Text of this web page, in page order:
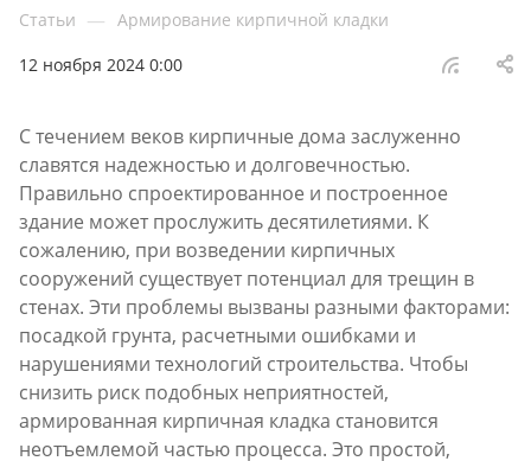
Статьи — Армирование кирпичной кладки
12 ноября 2024 0:00
С течением веков кирпичные дома заслуженно
славятся надежностью и долговечностью.
Правильно спроектированное и построенное
здание может прослужить десятилетиями. К
сожалению, при возведении кирпичных
сооружений существует потенциал для трещин в
стенах. Эти проблемы вызваны разными факторами:
посадкой грунта, расчетными ошибками и
нарушениями технологий строительства. Чтобы
снизить риск подобных неприятностей,
армированная кирпичная кладка становится
неотъемлемой частью процесса. Это простой,